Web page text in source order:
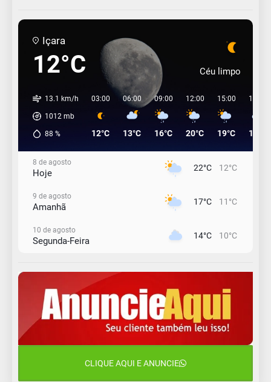
Içara
12°C Céu limpo
13.1 km/h
1012 mb
88 %
03:00
12°C
06:00
13°C
09:00
16°C
12:00
20°C
15:00
19°C
18:00
17°C
8 de agosto
Hoje 22°C 12°C
9 de agosto
Amanhã 17°C 11°C
10 de agosto
Segunda-Feira 14°C 10°C
Terça-Feira 13°C 11°C
12 de agosto
Quarta-Feira
Quinta-Feira
CLIQUE AQUI E ANUNCIE